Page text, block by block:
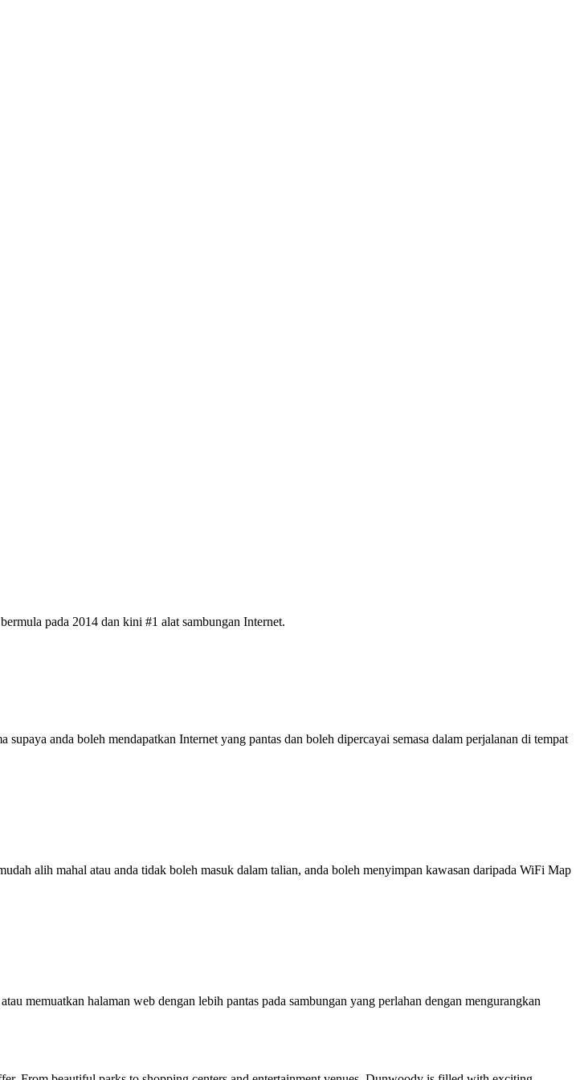
pada 2014 dan kini #1 alat sambungan Internet.
anda boleh mendapatkan Internet yang pantas dan boleh dipercayai semasa dalam perjalanan di tempat
alih mahal atau anda tidak boleh masuk dalam talian, anda boleh menyimpan kawasan daripada WiFi Map
memuatkan halaman web dengan lebih pantas pada sambungan yang perlahan dengan mengurangkan